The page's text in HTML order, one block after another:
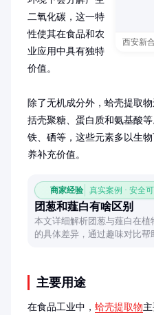
西安新
二氧化碳，这一特
性使其在食品和农
业应用中具有独特
价值。
除了无机成分外，蛤壳提取
括壳聚糖、蛋白质和氨基酸
铁、硒等，这些元素多以生
养补充价值。
商家经验 真实案例 · 安全
团葱和薤白有啥区别
本文详细解析团葱与薤白在
的具体差异，通过趣味对比帮
主要用途
在食品工业中， 蛤壳提取物